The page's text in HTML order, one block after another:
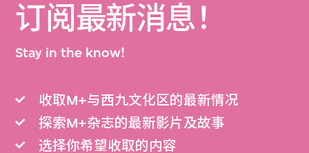
订阅最新消息！
Stay in the know!
收取M+与西九文化区的最新情况
探索M+杂志的最新影片及故事
选择你希望收取的内容